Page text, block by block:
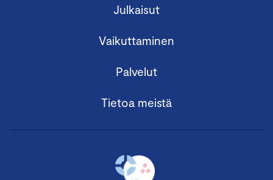
Julkaisut
Vaikuttaminen
Palvelut
Tietoa meistä